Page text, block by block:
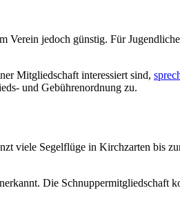
Verein jedoch günstig. Für
Mitgliedschaft interessiert sind,
und Gebührenordnung zu.
viele Segelflüge in Kirchzarten bis
Die Schnuppermitgliedschaft